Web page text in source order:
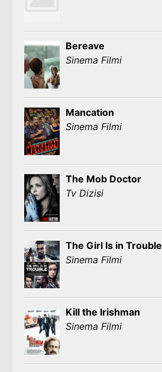
Bereave
Sinema Filmi
Mancation
Sinema Filmi
The Mob Doctor
Tv Dizisi
The Girl Is in Trouble
Sinema Filmi
Kill the Irishman
Sinema Filmi